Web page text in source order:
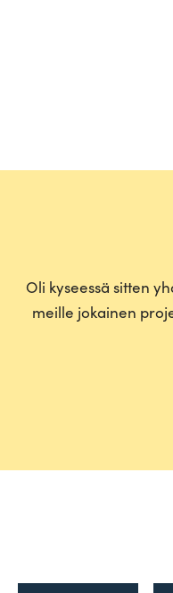
Oli kyseessä sitten
meille jokainen